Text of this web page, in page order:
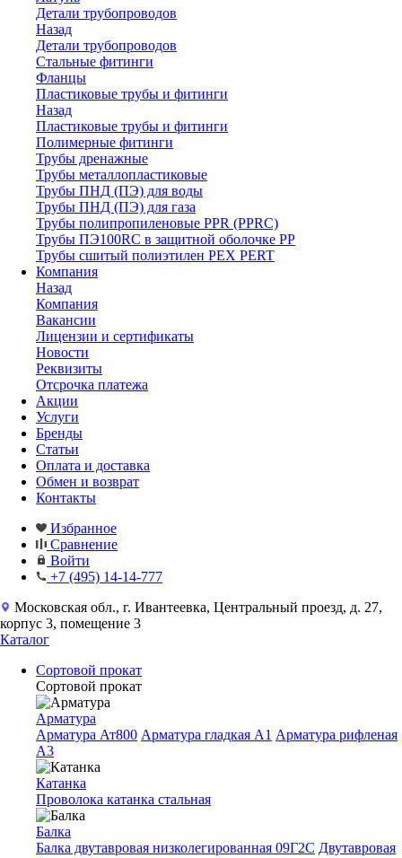
Детали трубопроводов
Назад
Детали трубопроводов
Стальные фитинги
Фланцы
Пластиковые трубы и фитинги
Назад
Пластиковые трубы и фитинги
Полимерные фитинги
Трубы дренажные
Трубы металлопластиковые
Трубы ПНД (ПЭ) для воды
Трубы ПНД (ПЭ) для газа
Трубы полипропиленовые PPR (PPRC)
Трубы ПЭ100RC в защитной оболочке PP
Трубы сшитый полиэтилен PEX PERT
Компания
Назад
Компания
Вакансии
Лицензии и сертификаты
Новости
Реквизиты
Отсрочка платежа
Акции
Услуги
Бренды
Статьи
Оплата и доставка
Обмен и возврат
Контакты
Избранное
Сравнение
Войти
+7 (495) 14-14-777
Московская обл., г. Ивантеевка, Центральный проезд, д. 27,
корпус 3, помещение 3
Каталог
Сортовой прокат
Сортовой прокат
Арматура
Арматура Ат800 Арматура гладкая A1 Арматура рифленая
A3
Катанка
Проволока катанка стальная
Балка
Балка двутавровая низколегированная 09Г2С Двутавровая